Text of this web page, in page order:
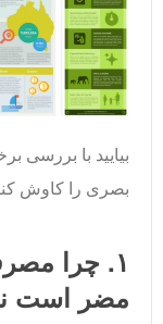
بیایید با بررسی
بصری را کاوش
۱. چرا
مضر است